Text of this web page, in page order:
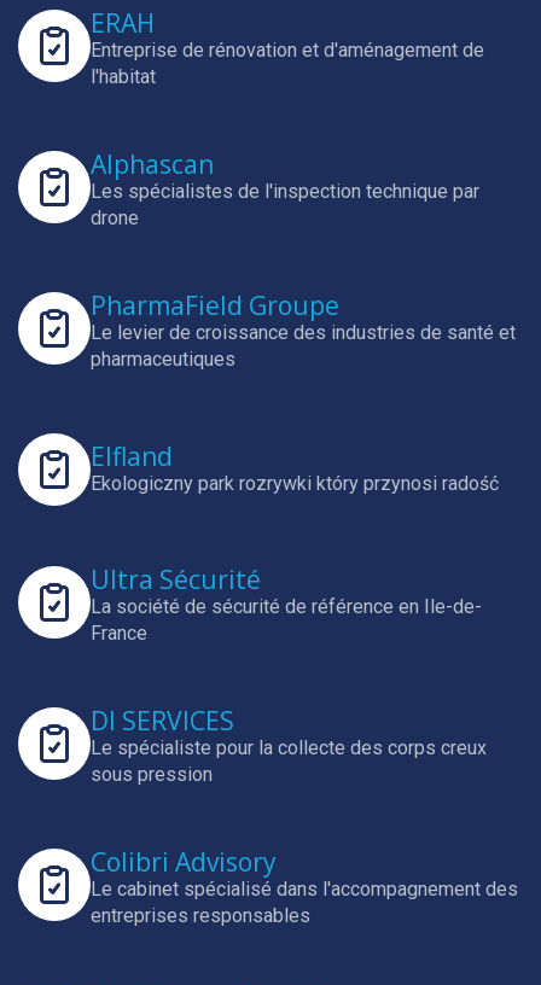
ERAH
Entreprise de rénovation et d'aménagement de
l'habitat
Alphascan
Les spécialistes de l'inspection technique par
drone
PharmaField Groupe
Le levier de croissance des industries de santé et
pharmaceutiques
Elfland
Ekologiczny park rozrywki który przynosi radość
Ultra Sécurité
La société de sécurité de référence en Ile-de-
France
DI SERVICES
Le spécialiste pour la collecte des corps creux
sous pression
Colibri Advisory
Le cabinet spécialisé dans l'accompagnement des
entreprises responsables